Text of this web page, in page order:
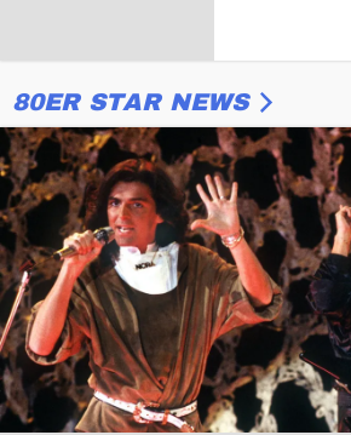
80ER STAR NEWS